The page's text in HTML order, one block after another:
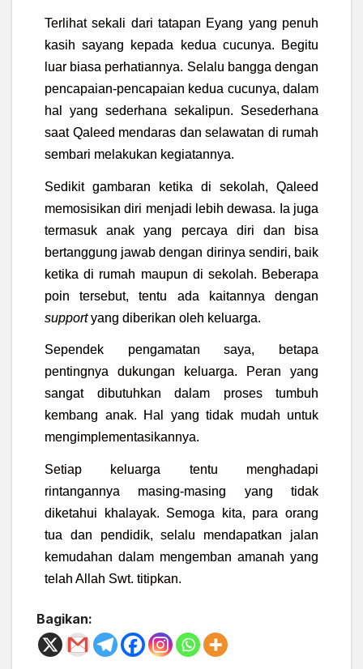
Terlihat sekali dari tatapan Eyang yang penuh
kasih sayang kepada kedua cucunya. Begitu
luar biasa perhatiannya. Selalu bangga dengan
pencapaian-pencapaian kedua cucunya, dalam
hal yang sederhana sekalipun. Sesederhana
saat Qaleed mendaras dan selawatan di rumah
sembari melakukan kegiatannya.
Sedikit gambaran ketika di sekolah, Qaleed
memosisikan diri menjadi lebih dewasa. Ia juga
termasuk anak yang percaya diri dan bisa
bertanggung jawab dengan dirinya sendiri, baik
ketika di rumah maupun di sekolah. Beberapa
poin tersebut, tentu ada kaitannya dengan
supportyang diberikan oleh keluarga.
Sependek pengamatan saya, betapa
pentingnya dukungan keluarga. Peran yang
sangat dibutuhkan dalam proses tumbuh
kembang anak. Hal yang tidak mudah untuk
mengimplementasikannya.
Setiap keluarga tentu menghadapi
rintangannya masing-masing yang tidak
diketahui khalayak. Semoga kita, para orang
tua dan pendidik, selalu mendapatkan jalan
kemudahan dalam mengemban amanah yang
telah Allah Swt. titipkan.
Bagikan: